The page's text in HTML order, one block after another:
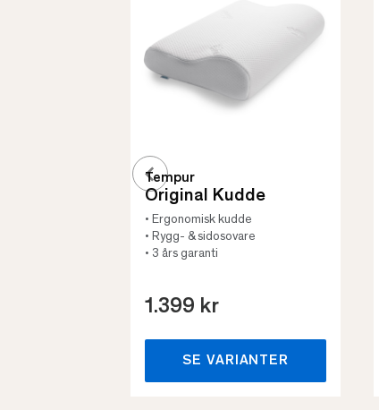
Tempur
Original Kudde
• Ergonomisk kudde
• Rygg- & sidosovare
• 3 års garanti
1.399 kr
SE VARIANTER